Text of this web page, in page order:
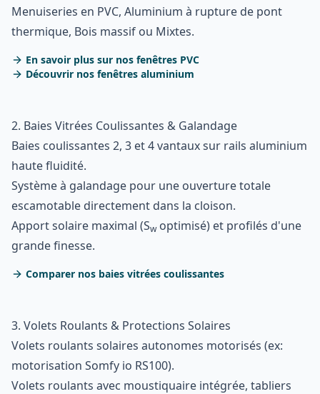
Menuiseries en PVC, Aluminium à rupture de pont
thermique, Bois massif ou Mixtes.
En savoir plus sur nos fenêtres PVC
Découvrir nos fenêtres aluminium
2. Baies Vitrées Coulissantes & Galandage
Baies coulissantes 2, 3 et 4 vantaux sur rails aluminium
haute fluidité.
Système à galandage pour une ouverture totale
escamotable directement dans la cloison.
Apport solaire maximal (Swoptimisé) et profilés d'une
grande finesse.
Comparer nos baies vitrées coulissantes
3. Volets Roulants & Protections Solaires
Volets roulants solaires autonomes motorisés (ex:
motorisation Somfy io RS100).
Volets roulants avec moustiquaire intégrée, tabliers